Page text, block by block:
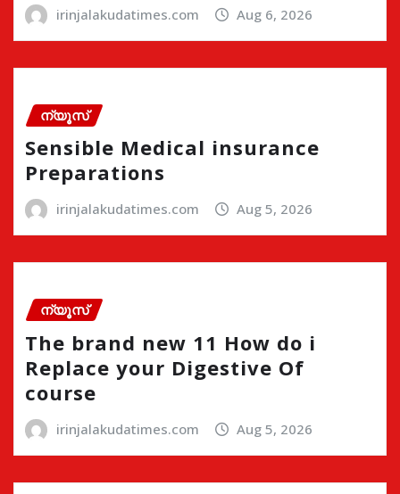
irinjalakudatimes.com Aug 6, 2026
ന്യൂസ്
Sensible Medical insurance
Preparations
irinjalakudatimes.com Aug 5, 2026
ന്യൂസ്
The brand new 11 How do i
Replace your Digestive Of
course
irinjalakudatimes.com Aug 5, 2026